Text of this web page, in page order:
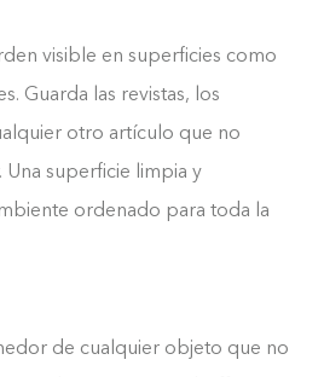
visible en superficies como
Guarda las revistas, los
otro artículo que no
Una superficie limpia y
ordenado para toda la
de cualquier objeto que no